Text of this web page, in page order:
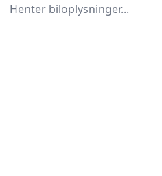
Henter biloplysninger...